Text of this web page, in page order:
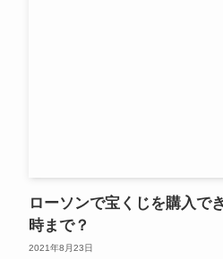
ローソンで宝くじを購入で
時まで？
2021年8月23日